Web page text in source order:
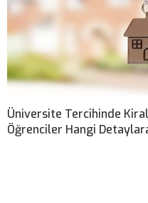
Üniversite Tercihinde
Öğrenciler Hangi